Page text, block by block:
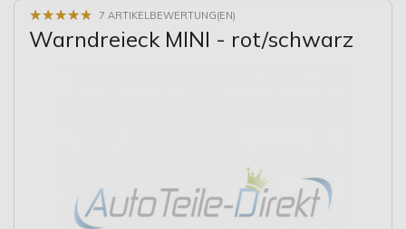
★★★★★
★★★★★ 7 ARTIKELBEWERTUNG(EN)
Warndreieck MINI - rot/schwarz